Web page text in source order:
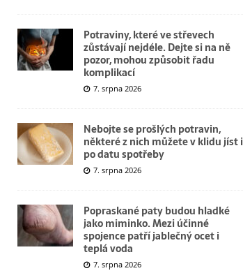
Potraviny, které ve střevech
zůstávají nejdéle. Dejte si na ně
pozor, mohou způsobit řadu
komplikací
7. srpna 2026
Nebojte se prošlých potravin,
některé z nich můžete v klidu jíst i
po datu spotřeby
7. srpna 2026
Popraskané paty budou hladké
jako miminko. Mezi účinné
spojence patří jablečný ocet i
teplá voda
7. srpna 2026